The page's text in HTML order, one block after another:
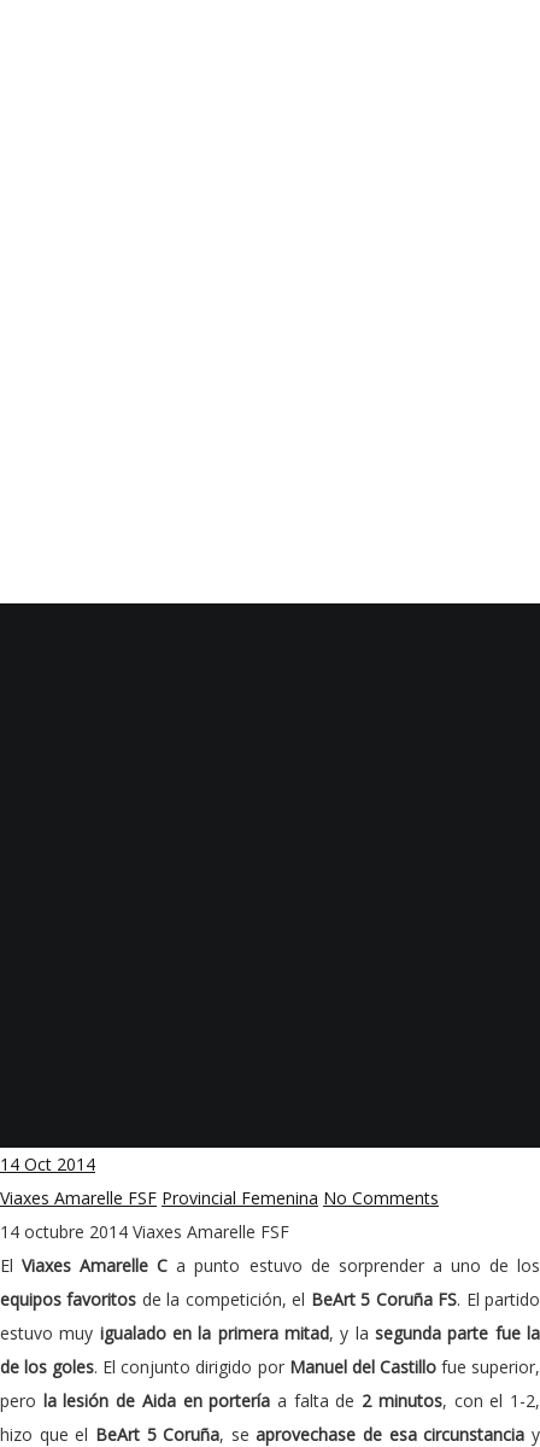
14 Oct 2014
Viaxes Amarelle FSF Provincial Femenina No Comments
14 octubre 2014 Viaxes Amarelle FSF
ElViaxes Amarelle C a punto estuvo de sorprender a uno de los
equipos favoritos de la competición, el BeArt 5 Coruña FS. El partido
estuvo muy igualado en la primera mitad, y lasegunda parte fue la
de los goles. El conjunto dirigido por Manuel del Castillofue superior,
pero la lesión de Aida en portería a falta de 2 minutos, con el 1-2,
hizo que el BeArt 5 Coruña, seaprovechase de esa circunstancia y